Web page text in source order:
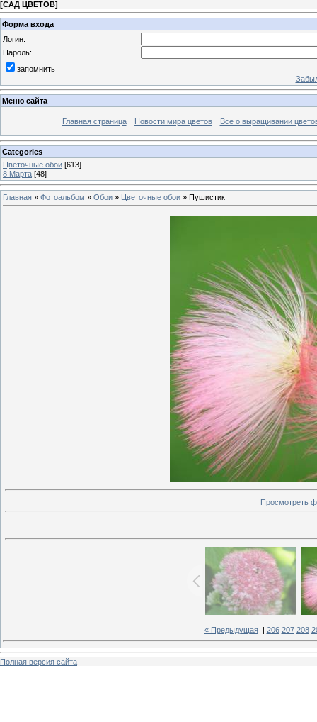
[САД ЦВЕТОВ]
Форма входа
Логин:
Пароль:
запомнить
Меню сайта
Главная страница Новости мира цветов Все о выращивании
Categories
Цветочные обои [613]
8 Марта [48]
Главная » Фотоальбом » Обои » Цветочные обои » Пушистик
Просмотреть
« Предыдущая| 206 207 208
Полная версия сайта